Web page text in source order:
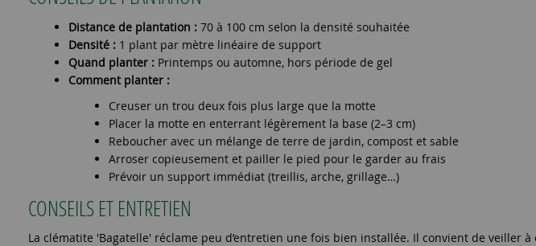
Distance de plantation : 70 à 100 cm selon la densité souhaitée
Densité : 1 plant par mètre linéaire de support
Quand planter : Printemps ou automne, hors période de gel
Comment planter :
Creuser un trou deux fois plus large que la motte
Placer la motte en enterrant légèrement la base (2–3 cm)
Reboucher avec un mélange de terre de jardin, compost et sable
Arroser copieusement et pailler le pied pour le garder au frais
Prévoir un support immédiat (treillis, arche, grillage…)
CONSEILS ET ENTRETIEN
La clématite 'Bagatelle' réclame peu d’entretien une fois bien installée. Il convient de